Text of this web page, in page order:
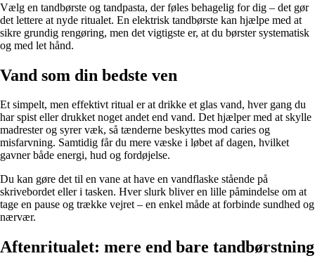
Vælg en tandbørste og tandpasta, der føles behagelig for dig – det gør
det lettere at nyde ritualet. En elektrisk tandbørste kan hjælpe med at
sikre grundig rengøring, men det vigtigste er, at du børster systematisk
og med let hånd.
Vand som din bedste ven
Et simpelt, men effektivt ritual er at drikke et glas vand, hver gang du
har spist eller drukket noget andet end vand. Det hjælper med at skylle
madrester og syrer væk, så tænderne beskyttes mod caries og
misfarvning. Samtidig får du mere væske i løbet af dagen, hvilket
gavner både energi, hud og fordøjelse.
Du kan gøre det til en vane at have en vandflaske stående på
skrivebordet eller i tasken. Hver slurk bliver en lille påmindelse om at
tage en pause og trække vejret – en enkel måde at forbinde sundhed og
nærvær.
Aftenritualet: mere end bare tandbørstning